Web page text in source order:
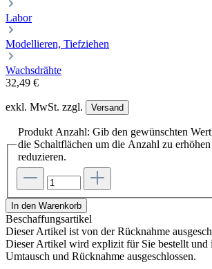
Labor
Modellieren, Tiefziehen
Wachsdrähte
32,49 €
exkl. MwSt. zzgl. Versand
Produkt Anzahl: Gib den gewünschten
die Schaltflächen um die Anzahl zu
reduzieren.
In den Warenkorb
Beschaffungsartikel
Dieser Artikel ist von der Rücknahme
Dieser Artikel wird explizit für Sie bestellt und
Umtausch und Rücknahme ausgeschlossen.